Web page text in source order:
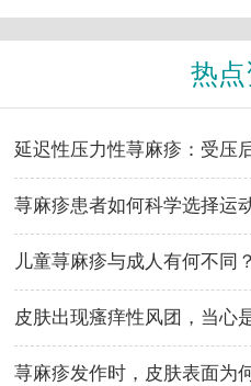
热
延迟性压力性荨麻疹：受压
荨麻疹患者如何科学选择运
儿童荨麻疹与成人有何不同
皮肤出现瘙痒性风团，当心
荨麻疹发作时，皮肤表面为